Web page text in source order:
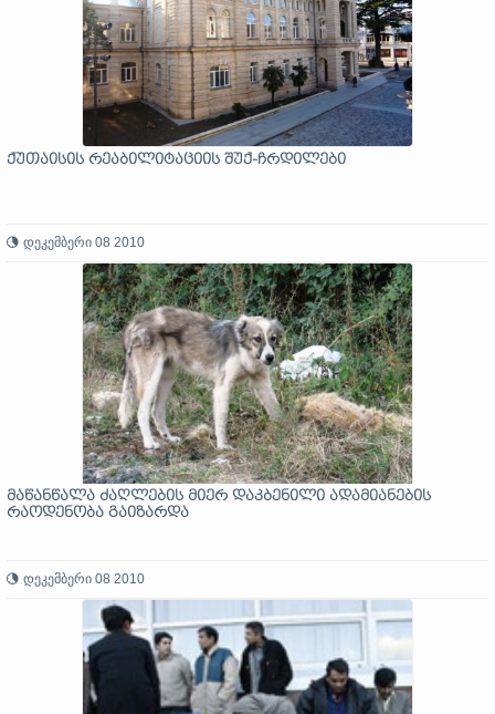
ქუთაისის რეაბილიტაციის შუქ-ჩრდილები
დეკემბერი 08 2010
მაწანწალა ძაღლების მიერ დაკბენილი ადამიანების
რაოდენობა გაიზარდა
დეკემბერი 08 2010